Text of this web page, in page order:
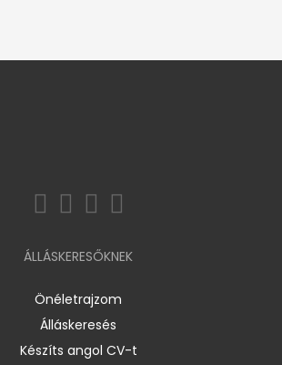
ÁLLÁSKERESŐKNEK
Önéletrajzom
Álláskeresés
Készíts angol CV-t